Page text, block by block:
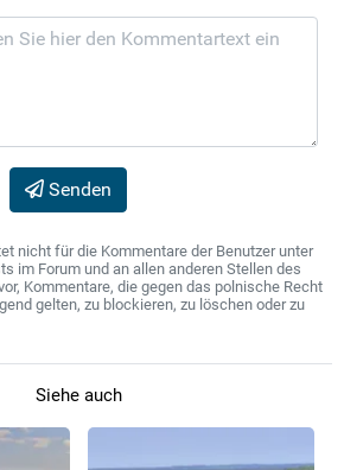
Senden
nicht für die Kommentare der Benutzer unter
im Forum und an allen anderen Stellen des
Kommentare, die gegen das polnische Recht
gelten, zu blockieren, zu löschen oder zu
Siehe auch